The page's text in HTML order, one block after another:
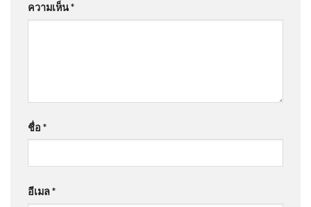
ความเห็น*
ชื่อ *
อีเมล*